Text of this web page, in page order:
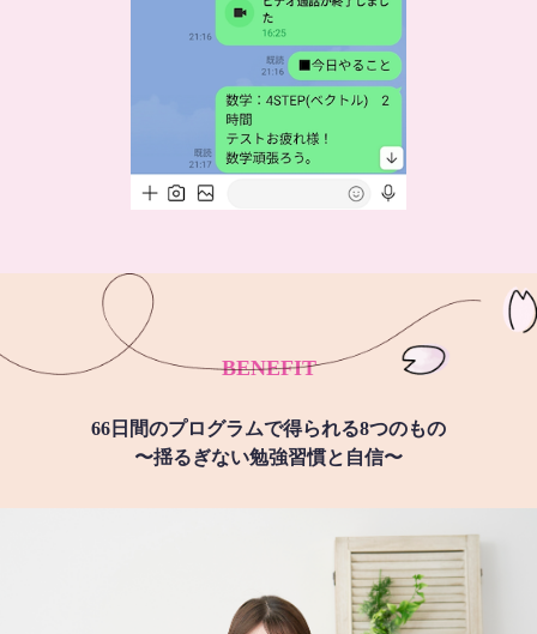
BENEFIT
66日間のプログラムで得られる8つのもの
〜揺るぎない勉強習慣と自信〜